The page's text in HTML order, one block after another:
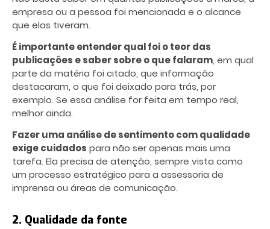
empresa ou a pessoa foi mencionada e o alcance
que elas tiveram.
É importante entender qual foi o teor das
publicações e saber sobre o que falaram, em qual
parte da matéria foi citado, que informação
destacaram, o que foi deixado para trás, por
exemplo. Se essa análise for feita em tempo real,
melhor ainda.
Fazer uma análise de sentimento com qualidade
exige cuidados para não ser apenas mais uma
tarefa. Ela precisa de atenção, sempre vista como
um processo estratégico para a assessoria de
imprensa ou áreas de comunicação.
2. Qualidade da fonte